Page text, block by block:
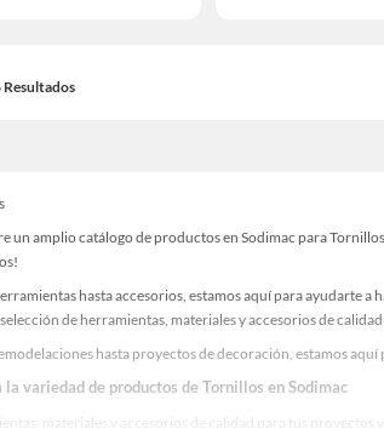
Resultados
un amplio catálogo de productos en Sodimac para
hasta accesorios, estamos aquí para ayudarte
de herramientas, materiales y accesorios de
hasta proyectos de decoración, estamos
la variedad de productos de Tornillos en Sodimac
materiales y accesorios de calidad para tus proyectos